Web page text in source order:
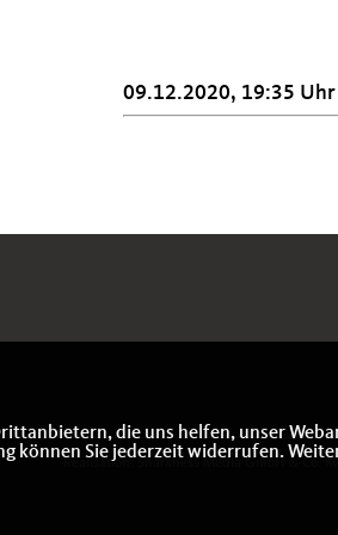
09.12.2020, 19:35 Uhr
Realisation: Sharkness Media GmbH & Co. KG
die uns helfen, unser
können Sie jederzeit widerrufen.